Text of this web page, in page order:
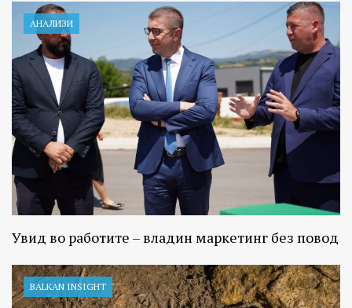
АНАЛИЗИ
Увид во работите – владин маркетинг без повод
BALKAN INSIGHT